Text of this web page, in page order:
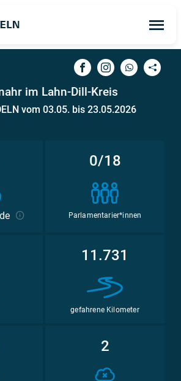
im Lahn-Dill-Kreis
vom 03.05. bis 23.05.2026
0/18
Parlamentarier*innen
11.731
gefahrene Kilometer
2